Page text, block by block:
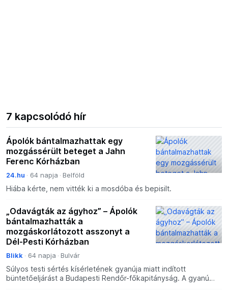
7 kapcsolódó hír
Ápolók bántalmazhattak egy
mozgássérült beteget a Jahn
Ferenc Kórházban
24.hu 64 napja Belföld
Hiába kérte, nem vitték ki a mosdóba és bepisilt.
„Odavágták az ágyhoz” – Ápolók
bántalmazhatták a
mozgáskorlátozott asszonyt a
Dél-Pesti Kórházban
Blikk 64 napja Bulvár
Súlyos testi sértés kísérletének gyanúja miatt indított
büntetőeljárást a Budapesti Rendőr-főkapitányság. A gyanú